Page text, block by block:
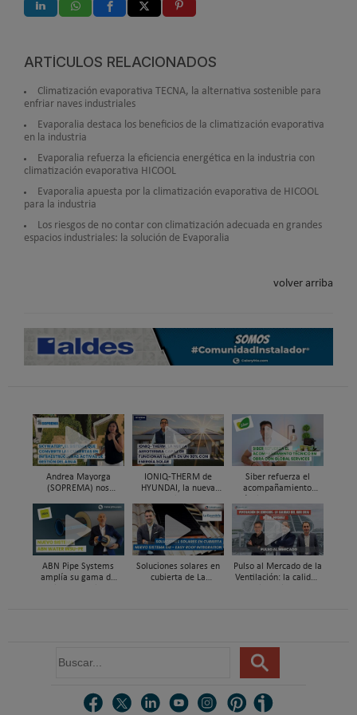
ARTÍCULOS RELACIONADOS
Climatización evaporativa TECNA, la alternativa sostenible para
enfriar naves industriales
Evaporalia destaca los beneficios de la climatización evaporativa
en la industria
Evaporalia refuerza la eficiencia energética en la industria con
climatización evaporativa HICOOL
Evaporalia apuesta por la climatización evaporativa de HICOOL
para la industria
Los riesgos de no contar con climatización adecuada en grandes
espacios industriales: la solución de Evaporalia
volver arriba
Andrea Mayorga
(SOPREMA) nos
cubierta azul-verde
IONIQ-THERM de
HYUNDAI, la nueva
funcionar hasta en un
98% con energía solar
Siber refuerza el
acompañamiento
soporte al instalador
con Global Services
ABN Pipe Systems
amplía su gama de
Soluciones solares en
cubierta de La
Pulso al Mercado de la
Ventilación: la calidad
u